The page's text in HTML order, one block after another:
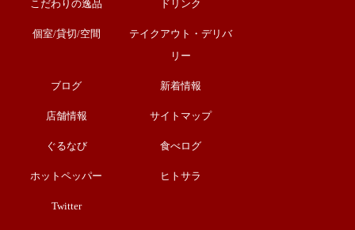
こだわりの逸品 ドリンク
個室/貸切/空間
テイクアウト・デリバ
リー
ブログ 新着情報
店舗情報 サイトマップ
ぐるなび 食べログ
ホットペッパー ヒトサラ
Twitter